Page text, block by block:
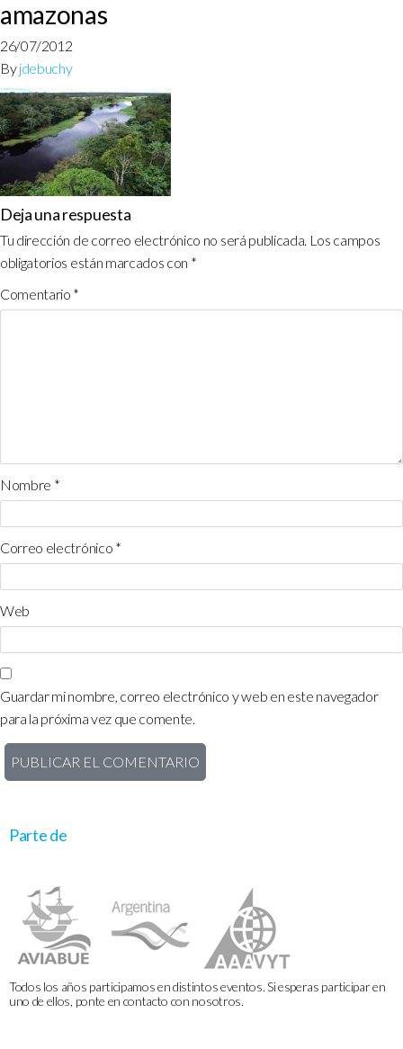
amazonas
26/07/2012
Byjdebuchy
Deja una respuesta
Tu dirección de correo electrónico no será publicada. Los campos
obligatorios están marcados con *
Comentario *
Nombre *
Correo electrónico *
Web
Guardar mi nombre, correo electrónico y web en este navegador
para la próxima vez que comente.
Parte de
Todos los años participamos en distintos eventos. Si esperas participar en
uno de ellos, ponte en contacto con nosotros.